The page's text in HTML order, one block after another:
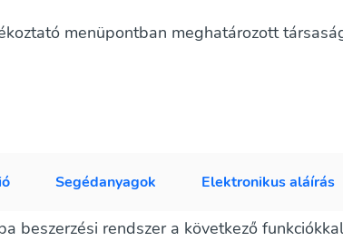
menüpontban meghatározott
Segédanyagok Elektronikus aláírás
beszerzési rendszer a következő